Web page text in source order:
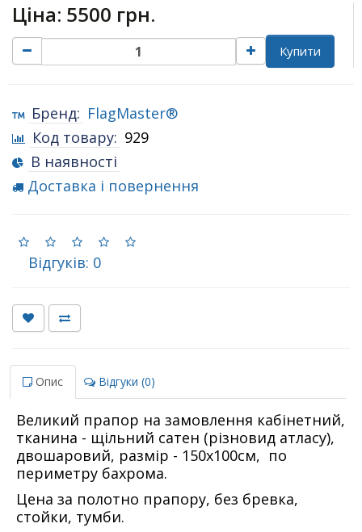
Ціна: 5500 грн.
Купити
Бренд: FlagMaster®
Код товару: 929
В наявності
Доставка і повернення
Відгуків: 0
Опис Відгуки (0)
Великий прапор на замовлення кабінетний,
тканина - щільний сатен (різновид атласу),
двошаровий, размір - 150х100см, по
периметру бахрома.
Цена за полотно прапору, без бревка,
стойки, тумби.